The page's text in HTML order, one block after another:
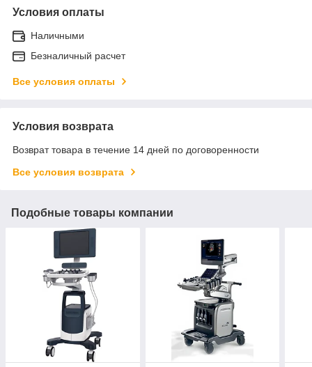
Условия оплаты
Наличными
Безналичный расчет
Все условия оплаты
Условия возврата
Возврат товара в течение 14 дней по договоренности
Все условия возврата
Подобные товары компании